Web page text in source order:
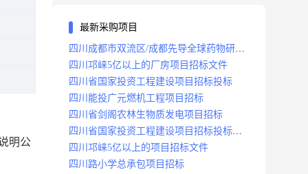
明公
最新采购项目
四川成都市双流区/成都先导全球药物研发
生产基地(一期)(dj)项目招标标段
四川邛崃5亿以上的厂房项目招标文件
四川省国家投资工程建设项目招标投标
四川能投广元燃机工程项目招标
四川省剑阁农林生物质发电项目招标
四川省国家投资工程建设项目招标投标
2008年版
四川邛崃5亿以上的项目招标文件
四川路小学总承包项目招标